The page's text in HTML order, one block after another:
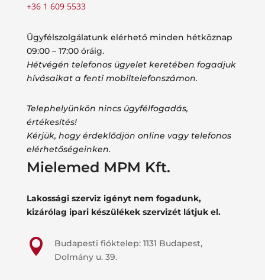
+36 1 609 5533
Ügyfélszolgálatunk elérhető minden hétköznap
09:00 – 17:00 óráig.
Hétvégén telefonos ügyelet keretében fogadjuk
hívásaikat a fenti mobiltelefonszámon.
Telephelyünkön nincs ügyfélfogadás,
értékesítés!
Kérjük, hogy érdeklődjön online vagy telefonos
elérhetőségeinken.
Mielemed MPM Kft.
Lakossági szerviz igényt nem fogadunk,
kizárólag ipari készülékek szervizét látjuk el.

Budapesti fióktelep: 1131 Budapest,
Dolmány u. 39.